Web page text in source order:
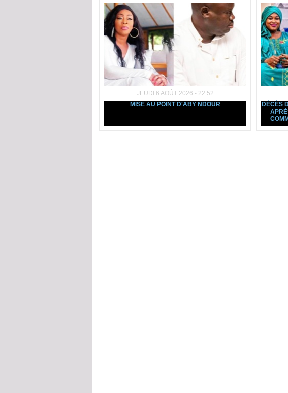
JEUDI 6 AOÛT 2026 - 22:52
MISE AU POINT D'ABY NDOUR
DÉCÈS